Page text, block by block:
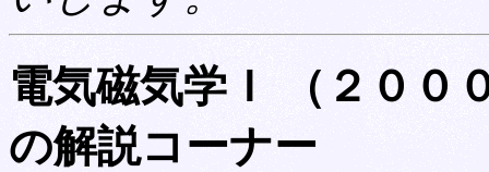
電気磁気学Ｉ （２０
の解説コーナー